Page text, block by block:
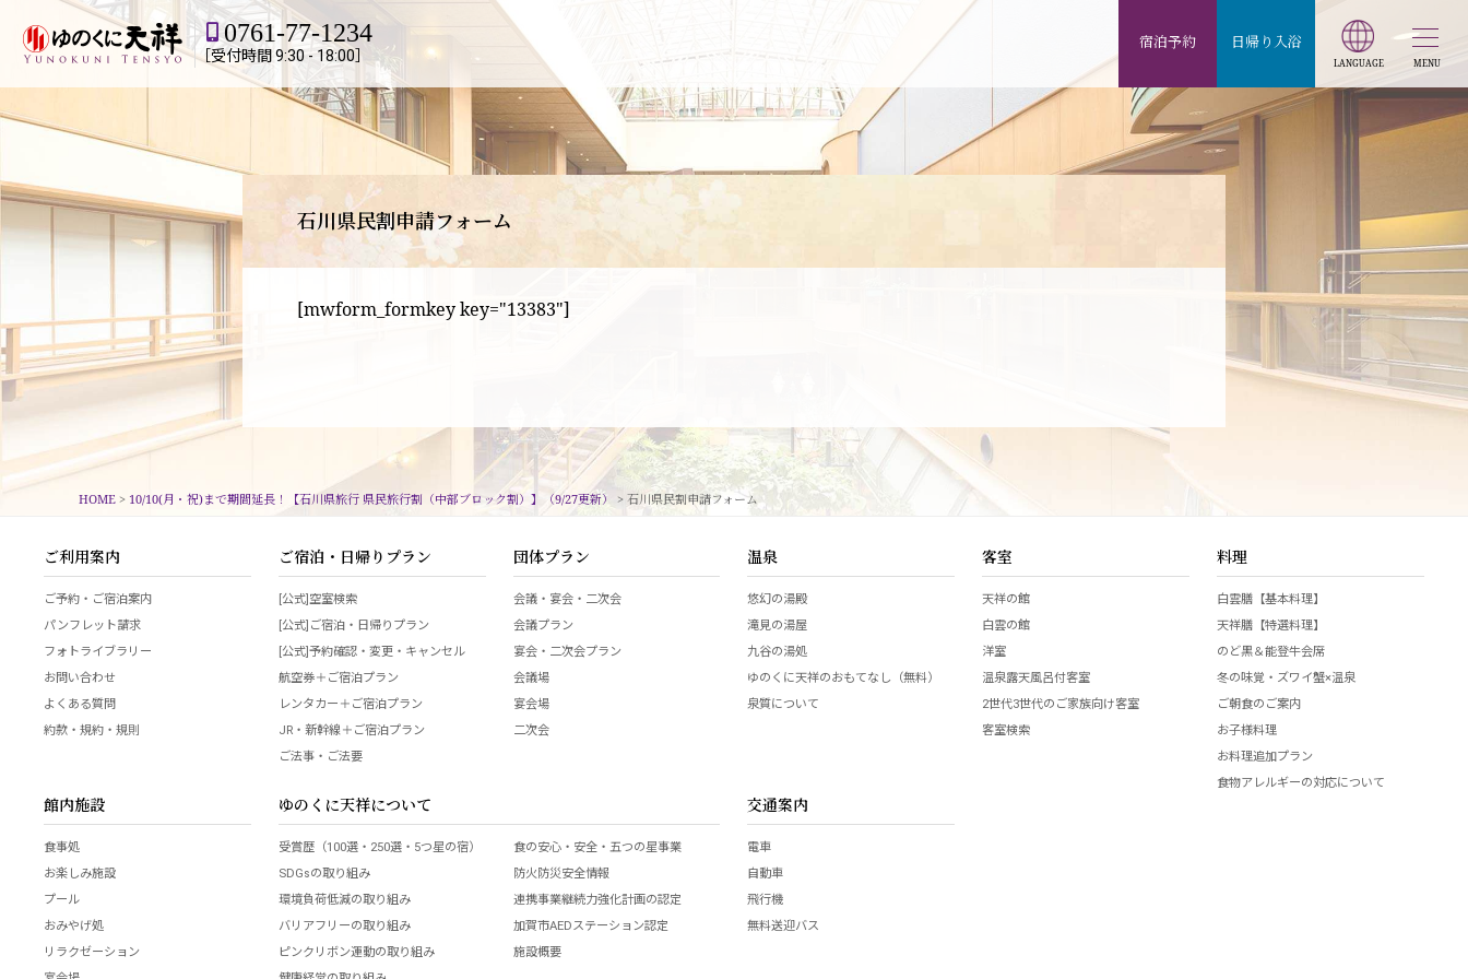
0761-77-1234
［受付時間 9:30 - 18:00］
宿泊予約 日帰り入浴
石川県民割申請フォーム
[mwform_formkey key="13383"]
HOME > 10/10(月・祝)まで期間延長！【石川県旅行 県民旅行割（中部ブロック割）】（9/27更新） > 石川県民割申請フォーム
ご利用案内
ご予約・ご宿泊案内
パンフレット請求
フォトライブラリー
お問い合わせ
よくある質問
約款・規約・規則
ご宿泊・日帰りプラン
[公式]空室検索
[公式]ご宿泊・日帰りプラン
[公式]予約確認・変更・キャンセル
航空券＋ご宿泊プラン
レンタカー＋ご宿泊プラン
JR・新幹線＋ご宿泊プラン
ご法事・ご法要
団体プラン
会議・宴会・二次会
会議プラン
宴会・二次会プラン
会議場
宴会場
二次会
温泉
悠幻の湯殿
滝見の湯屋
九谷の湯処
ゆのくに天祥のおもてなし（無料）
泉質について
客室
天祥の館
白雲の館
洋室
温泉露天風呂付客室
2世代3世代のご家族向け客室
客室検索
料理
白雲膳【基本料理】
天祥膳【特選料理】
のど黒＆能登牛会席
冬の味覚・ズワイ蟹×温泉
ご朝食のご案内
お子様料理
お料理追加プラン
食物アレルギーの対応について
館内施設
食事処
お楽しみ施設
プール
おみやげ処
リラクゼーション
ゆのくに天祥について
受賞歴（100選・250選・5つ星の宿）
SDGsの取り組み
環境負荷低減の取り組み
バリアフリーの取り組み
ピンクリボン運動の取り組み
食の安心・安全・五つの星事業
防火防災安全情報
連携事業継続力強化計画の認定
加賀市AEDステーション認定
施設概要
交通案内
電車
自動車
飛行機
無料送迎バス